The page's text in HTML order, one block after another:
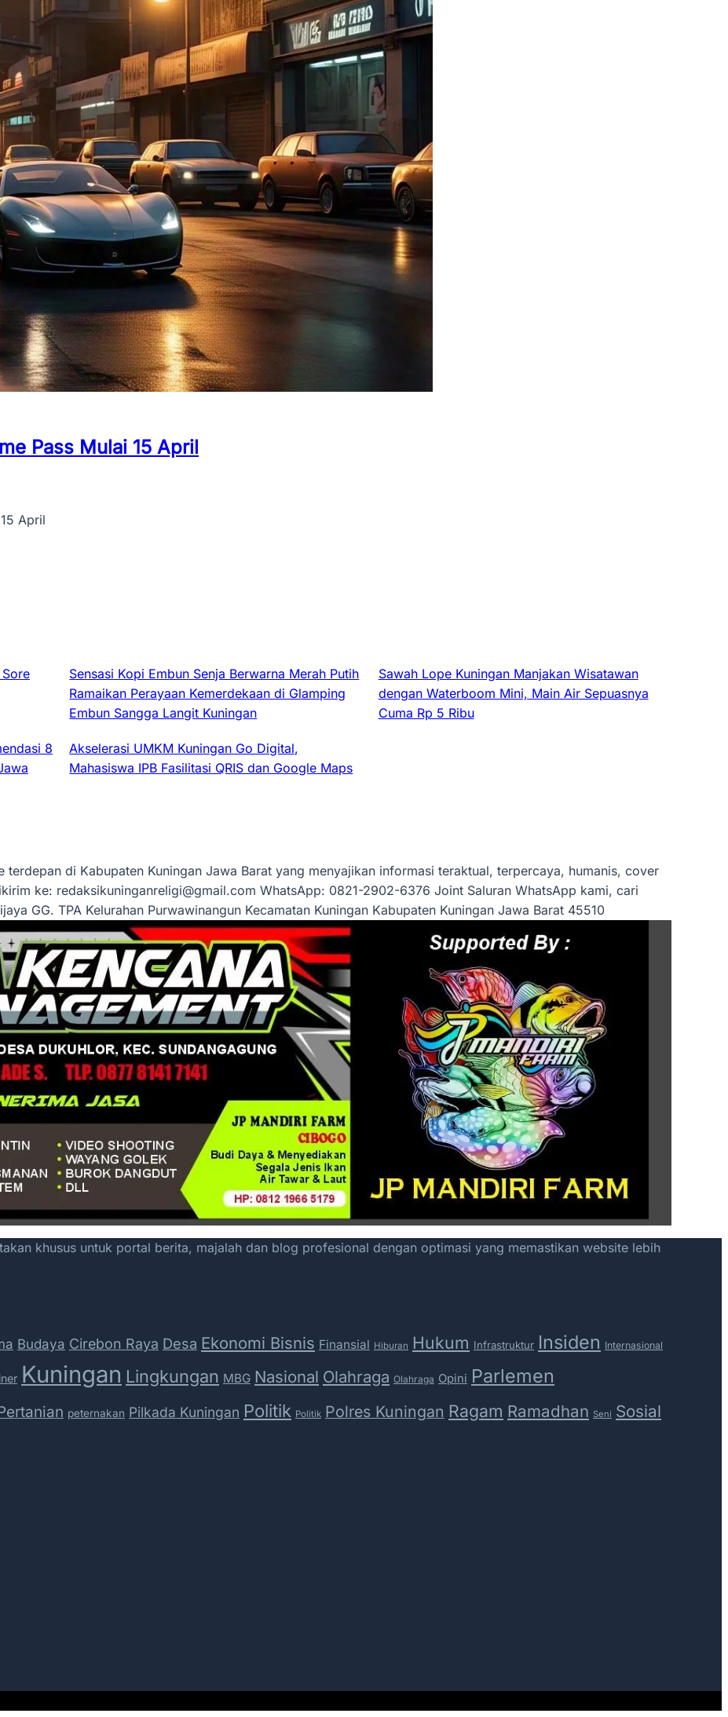
Pass Mulai 15 April
April
Sensasi Kopi Embun Senja Berwarna Merah Putih
Ramaikan Perayaan Kemerdekaan di Glamping
Embun Sangga Langit Kuningan
Sawah Lope Kuningan Manjakan Wisatawan
dengan Waterboom Mini, Main Air Sepuasnya
Cuma Rp 5 Ribu
8
Akselerasi UMKM Kuningan Go Digital,
Mahasiswa IPB Fasilitasi QRIS dan Google Maps
terdepan di Kabupaten Kuningan Jawa Barat yang menyajikan informasi teraktual, terpercaya, humanis, cover
ke: redaksikuninganreligi@gmail.com WhatsApp: 0821-2902-6376 Joint Saluran WhatsApp kami, cari
GG. TPA Kelurahan Purwawinangun Kecamatan Kuningan Kabupaten Kuningan Jawa Barat 45510
khusus untuk portal berita, majalah dan blog profesional dengan optimasi yang memastikan website lebih
Budaya Cirebon Raya Desa Ekonomi Bisnis Finansial Hiburan Hukum Infrastruktur Insiden Internasional
Kuningan Lingkungan MBG Nasional Olahraga Olahraga Opini Parlemen
peternakan Pilkada Kuningan Politik Politik Polres Kuningan Ragam Ramadhan Seni Sosial